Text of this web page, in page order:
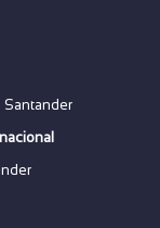
Santander